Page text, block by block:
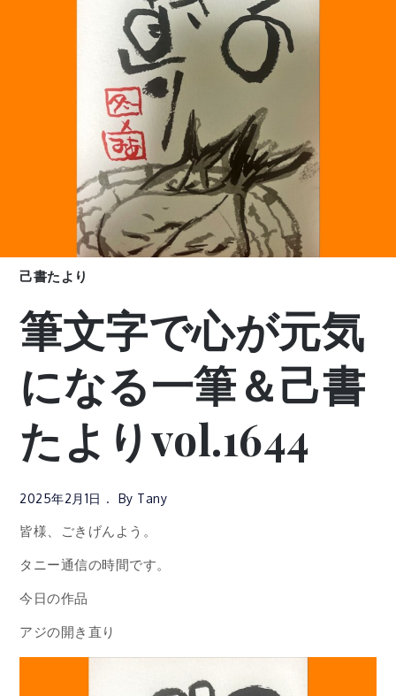
己書たより
筆文字で心が元気
になる一筆＆己書
たよりvol.1644
2025年2月1日 By Tany
皆様、ごきげんよう。
タニー通信の時間です。
今日の作品
アジの開き直り